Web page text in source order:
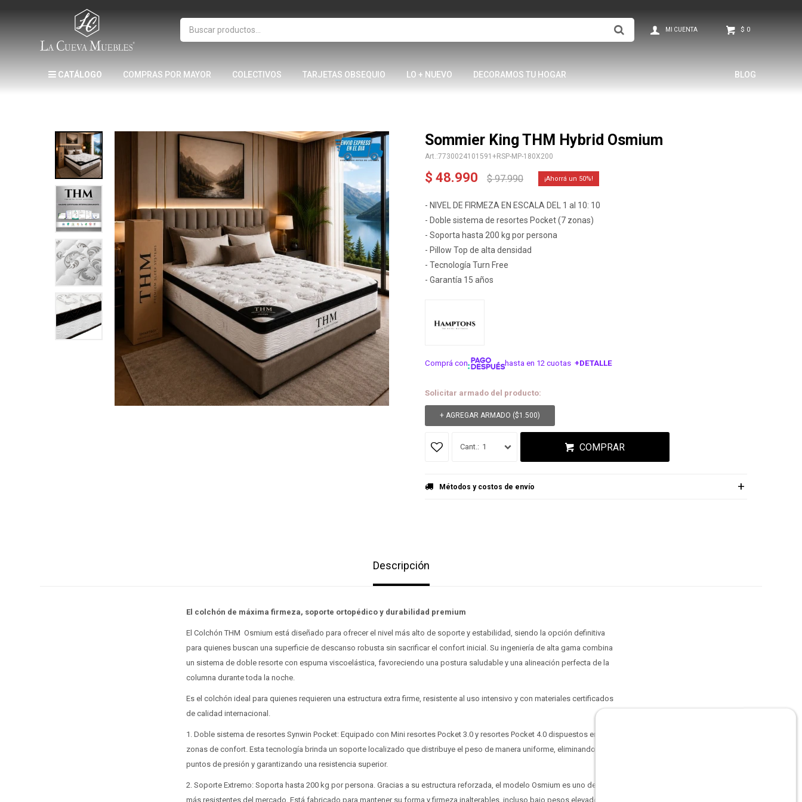
CATÁLOGO COMPRAS POR MAYOR COLECTIVOS TARJETAS OBSEQUIO LO + NUEVO DECORAMOS TU HOGAR BLOG
$ 0
Sommier King THM Hybrid Osmium
7730024101591+RSP-MP-180X200
$ 48.990 $ 97.990 50
- NIVEL DE FIRMEZA EN ESCALA DEL 1 al 10: 10
- Doble sistema de resortes Pocket (7 zonas)
- Soporta hasta 200 kg por persona
- Pillow Top de alta densidad
- Tecnología Turn Free
- Garantía 15 años
Comprá con hasta en 12 cuotas +DETALLE
¡ME INTERESA!
Solicitar armado del producto:
+ AGREGAR ARMADO ($1.500)
1 COMPRAR
Métodos y costos de envío
Descripción
El colchón de máxima firmeza, soporte ortopédico y durabilidad premium
El Colchón THM Osmium está diseñado para ofrecer el nivel más alto de soporte y estabilidad, siendo la opción definitiva
para quienes buscan una superficie de descanso robusta sin sacrificar el confort inicial. Su ingeniería de alta gama combina
un sistema de doble resorte con espuma viscoelástica, favoreciendo una postura saludable y una alineación perfecta de la
columna durante toda la noche.
Es el colchón ideal para quienes requieren una estructura extra firme, resistente al uso intensivo y con materiales certificados
de calidad internacional.
1. Doble sistema de resortes Synwin Pocket: Equipado con Mini resortes Pocket 3.0 y resortes Pocket 4.0 dispuestos en 7
zonas de confort. Esta tecnología brinda un soporte localizado que distribuye el peso de manera uniforme, eliminando
puntos de presión y garantizando una resistencia superior.
2. Soporte Extremo: Soporta hasta 200 kg por persona. Gracias a su estructura reforzada, el modelo Osmium es uno de los
más resistentes del mercado. Está fabricado para mantener su forma y firmeza inalterables, incluso bajo pesos elevados o